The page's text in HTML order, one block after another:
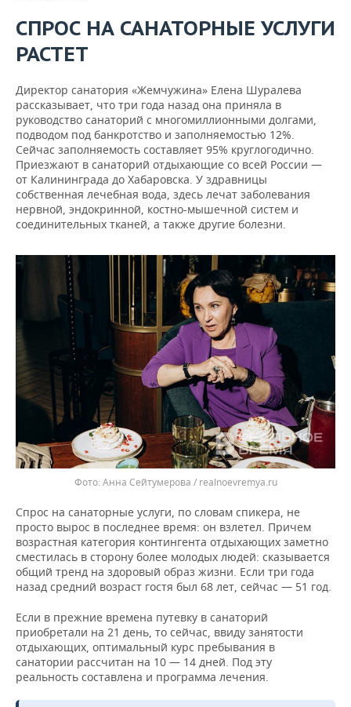
СПРОС НА САНАТОРНЫЕ УСЛУГИ
РАСТЕТ
Директор санатория «Жемчужина» Елена Шуралева
рассказывает, что три года назад она приняла в
руководство санаторий с многомиллионными долгами,
подводом под банкротство и заполняемостью 12%.
Сейчас заполняемость составляет 95% круглогодично.
Приезжают в санаторий отдыхающие со всей России —
от Калининграда до Хабаровска. У здравницы
собственная лечебная вода, здесь лечат заболевания
нервной, эндокринной, костно-мышечной систем и
соединительных тканей, а также другие болезни.
Анна Сейтумерова / realnoevremya.ru
Спрос на санаторные услуги, по словам спикера, не
просто вырос в последнее время: он взлетел. Причем
возрастная категория контингента отдыхающих заметно
сместилась в сторону более молодых людей: сказывается
общий тренд на здоровый образ жизни. Если три года
назад средний возраст гостя был 68 лет, сейчас — 51 год.
Если в прежние времена путевку в санаторий
приобретали на 21 день, то сейчас, ввиду занятости
отдыхающих, оптимальный курс пребывания в
санатории рассчитан на 10 — 14 дней. Под эту
реальность составлена и программа лечения.